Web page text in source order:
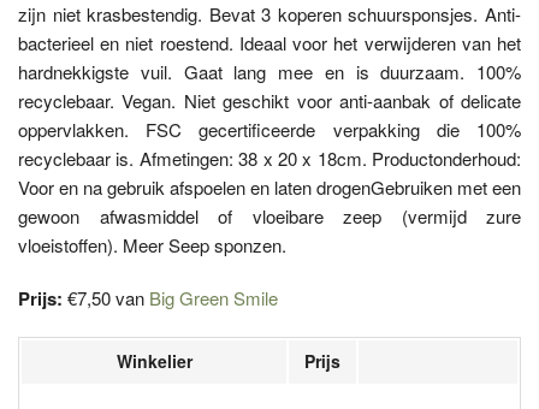
zijn niet krasbestendig. Bevat 3 koperen schuursponsjes. Anti-
bacterieel en niet roestend. Ideaal voor het verwijderen van het
hardnekkigste vuil. Gaat lang mee en is duurzaam. 100%
recyclebaar. Vegan. Niet geschikt voor anti-aanbak of delicate
oppervlakken. FSC gecertificeerde verpakking die 100%
recyclebaar is. Afmetingen: 38 x 20 x 18cm. Productonderhoud:
Voor en na gebruik afspoelen en laten drogenGebruiken met een
gewoon afwasmiddel of vloeibare zeep (vermijd zure
vloeistoffen). Meer Seep sponzen.
Prijs: €7,50 van Big Green Smile
Winkelier Prijs